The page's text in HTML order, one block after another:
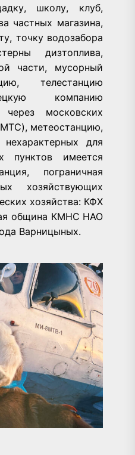
школу, клуб,
частных магазина,
точку водозабора
дизтоплива,
части, мусорный
телестанцию
компанию
через московских
МТС), метеостанцию,
для
пунктов имеется
пограничная
хозяйствующих
хозяйства: КФХ
община КМНС НАО
Варницыных.